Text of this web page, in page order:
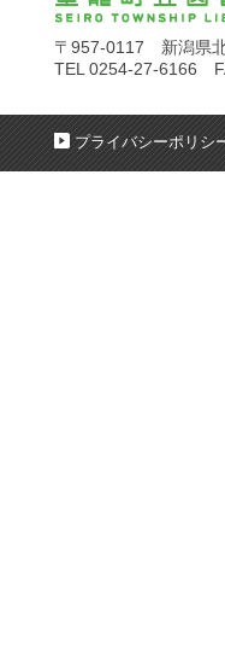
〒957-0117 新潟県
TEL 0254-27-6166
プライバシーポリシ